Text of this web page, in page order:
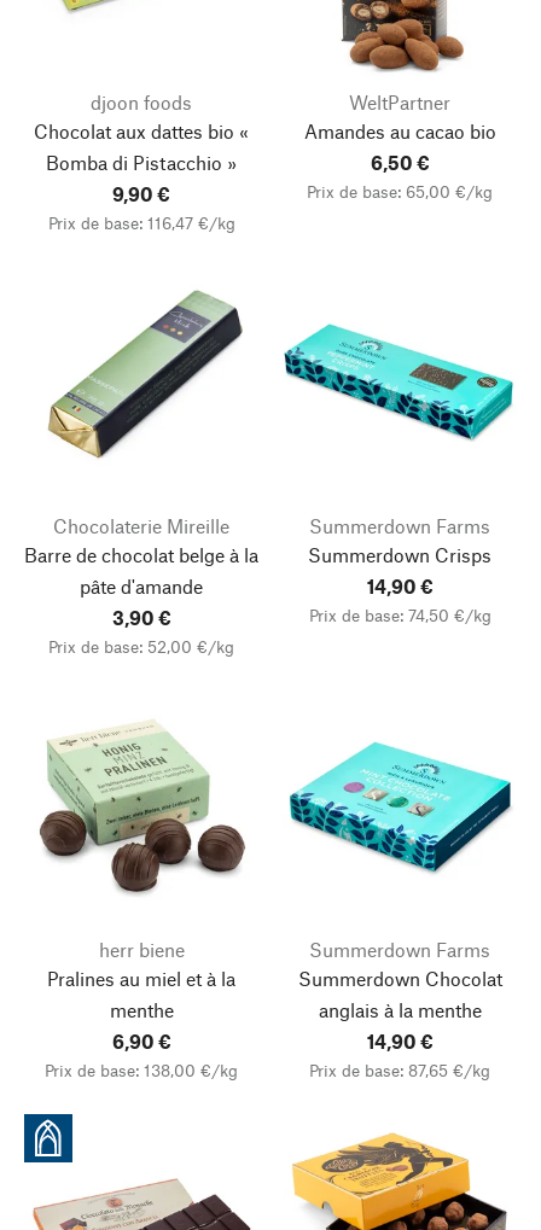
djoon foods
Chocolat aux dattes bio «
Bomba di Pistacchio »
9,90 €
Prix de base: 116,47 €/kg
WeltPartner
Amandes au cacao bio
6,50 €
Prix de base: 65,00 €/kg
Chocolaterie Mireille
Barre de chocolat belge à la
pâte d'amande
3,90 €
Prix de base: 52,00 €/kg
Summerdown Farms
Summerdown Crisps
14,90 €
Prix de base: 74,50 €/kg
herr biene
Pralines au miel et à la
menthe
6,90 €
Prix de base: 138,00 €/kg
Summerdown Farms
Summerdown Chocolat
anglais à la menthe
14,90 €
Prix de base: 87,65 €/kg